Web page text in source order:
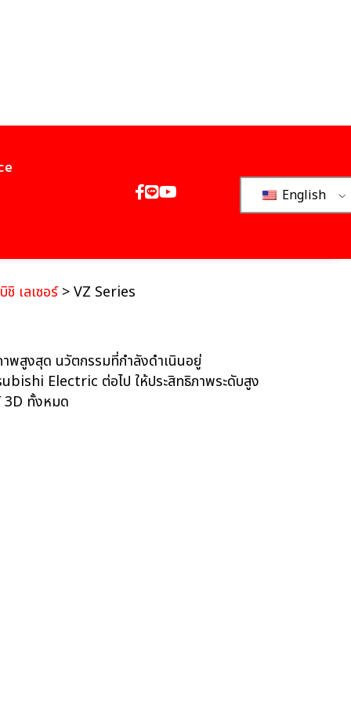
English
ชิ เลเซอร์ > VZ Series
พสูงสุด นวัตกรรมที่กำลังดำเนินอยู่
Electric ต่อไป ให้ประสิทธิภาพระดับสูง
3D ทั้งหมด